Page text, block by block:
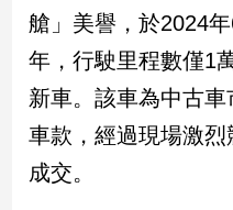
民
調
國
會
點
艙」美譽，於2024
年，行駛里程數僅1
新車。該車為中古
車款，經過現場激
成交。